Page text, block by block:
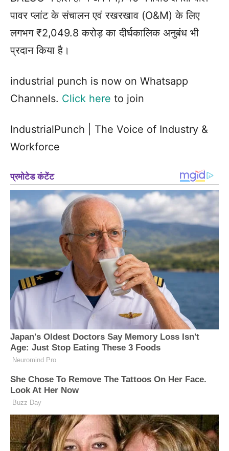
पावर प्लांट के संचालन एवं रखरखाव (O&M) के लिए
लगभग ₹2,049.8 करोड़ का दीर्घकालिक अनुबंध भी
प्रदान किया है।
industrial punch is now on Whatsapp
Channels. Click here to join
IndustrialPunch | The Voice of Industry &
Workforce